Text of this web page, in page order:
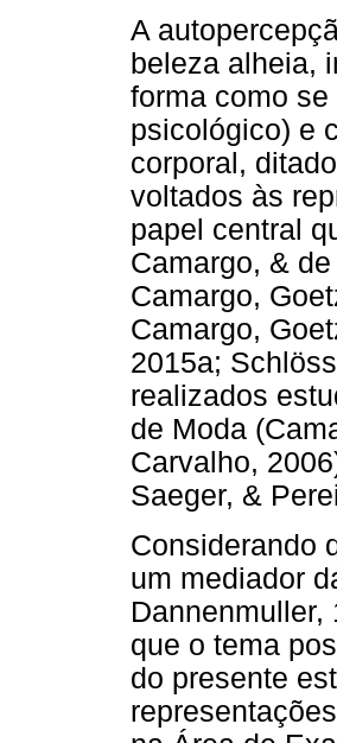
A
beleza alheia,
forma como
psicológico) e
corporal,
voltados às
papel central
Camargo, &
Camargo,
Camargo,
2015a;
realizados
de Moda
Carvalho,
Saeger, &
Considerando
um mediador
que o tema
do presente